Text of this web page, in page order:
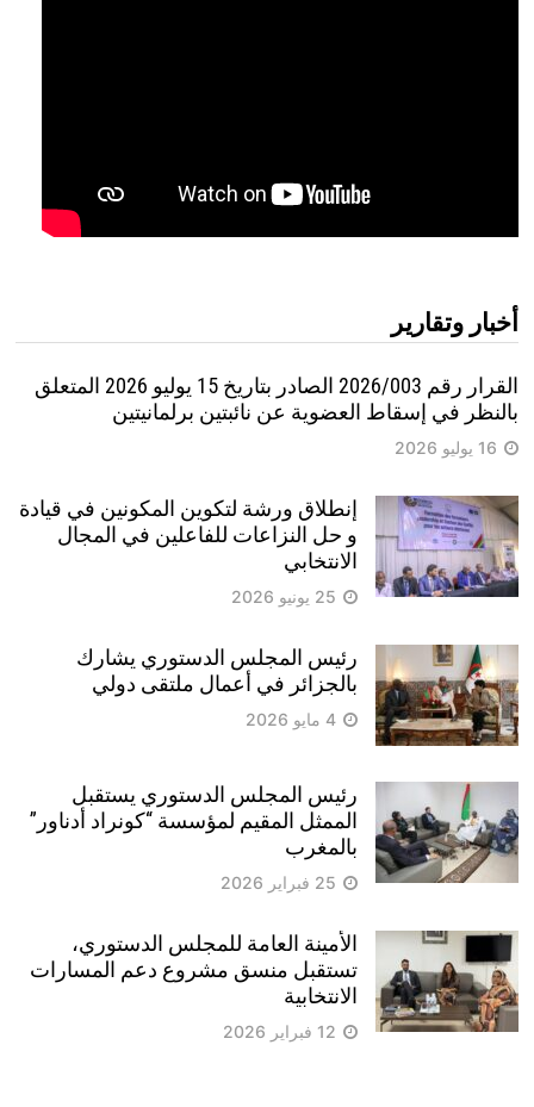
أخبار وتقارير
القرار رقم 2026/003 الصادر بتاريخ 15 يوليو 2026 المتعلق
بالنظر في إسقاط العضوية عن نائبتين برلمانيتين
16 يوليو 2026
إنطلاق ورشة لتكوين المكونين في قيادة
و حل النزاعات للفاعلين في المجال
الانتخابي
25 يونيو 2026
رئيس المجلس الدستوري يشارك
بالجزائر في أعمال ملتقى دولي
4 مايو 2026
رئيس المجلس الدستوري يستقبل
الممثل المقيم لمؤسسة “كونراد أدناور”
بالمغرب
25 فبراير 2026
الأمينة العامة للمجلس الدستوري،
تستقبل منسق مشروع دعم المسارات
الانتخابية
12 فبراير 2026